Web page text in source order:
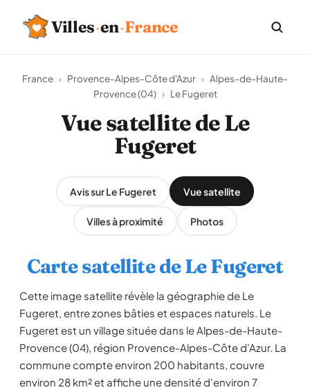
Villes·en·France
France › Provence-Alpes-Côte d'Azur › Alpes-de-Haute-
Provence (04) › Le Fugeret
Vue satellite de Le
Fugeret
Avis sur Le Fugeret Vue satellite
Villes à proximité Photos
Carte satellite de Le Fugeret
Cette image satellite révèle la géographie de Le
Fugeret, entre zones bâties et espaces naturels. Le
Fugeret est un village située dans le Alpes-de-Haute-
Provence (04), région Provence-Alpes-Côte d'Azur. La
commune compte environ 200 habitants, couvre
environ 28 km² et affiche une densité d'environ 7